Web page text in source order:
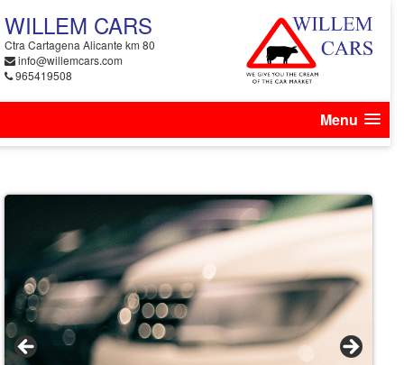
WILLEM CARS
Ctra Cartagena Alicante km 80
info@willemcars.com
965419508
Menu